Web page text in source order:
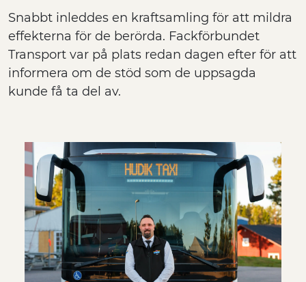
Snabbt inleddes en kraftsamling för att mildra
effekterna för de berörda. Fackförbundet
Transport var på plats redan dagen efter för att
informera om de stöd som de uppsagda
kunde få ta del av.